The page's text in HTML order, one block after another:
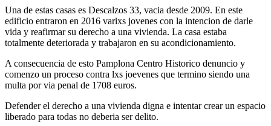
Una de estas casas es Descalzos 33, vacia desde 2009. En este
edificio entraron en 2016 varixs jovenes con la intencion de darle
vida y reafirmar su derecho a una vivienda. La casa estaba
totalmente deteriorada y trabajaron en su acondicionamiento.
A consecuencia de esto Pamplona Centro Historico denuncio y
comenzo un proceso contra lxs joevenes que termino siendo una
multa por via penal de 1708 euros.
Defender el derecho a una vivienda digna e intentar crear un espacio
liberado para todas no deberia ser delito.